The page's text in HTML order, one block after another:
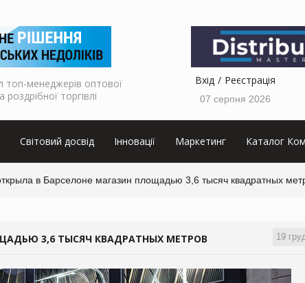
топ-менеджерів оптової
роздрібної торгівлі
Вхід Реєстрація
07 серпня 2026
Світовий досвід Інновації Маркетинг Каталог
в Барселоне магазин площадью 3,6 тысяч квадратных
19
3,6 ТЫСЯЧ КВАДРАТНЫХ МЕТРОВ